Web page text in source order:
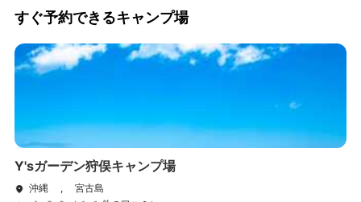
すぐ予約できるキャンプ場
Y'sガーデン狩俣キャンプ場
沖縄 , 宮古島